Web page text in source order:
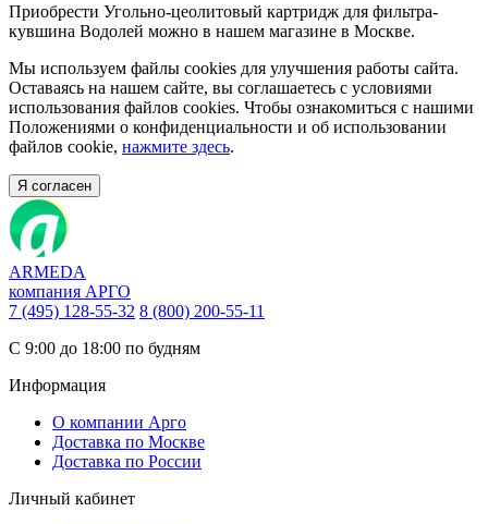
Приобрести Угольно-цеолитовый картридж для фильтра-
кувшина Водолей можно в нашем магазине в Москве.
Мы используем файлы cookies для улучшения работы сайта.
Оставаясь на нашем сайте, вы соглашаетесь с условиями
использования файлов cookies. Чтобы ознакомиться с нашими
Положениями о конфиденциальности и об использовании
файлов cookie, нажмите здесь.
Я согласен
ARMEDA
компания АРГО
7 (495) 128-55-32 8 (800) 200-55-11
С 9:00 до 18:00 по будням
Информация
О компании Арго
Доставка по Москве
Доставка по России
Личный кабинет